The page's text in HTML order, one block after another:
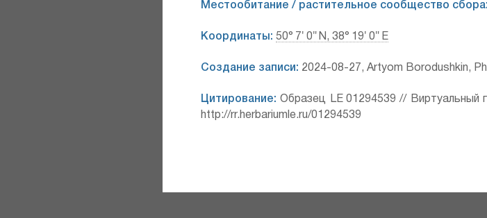
Местообитание / растительное сообщество сбора:
Координаты: 50° 7′ 0″ N, 38° 19′ 0″ E
Создание записи: 2024-08-27, Artyom Borodushkin,
Цитирование: Образец LE 01294539 //
http://rr.herbariumle.ru/01294539